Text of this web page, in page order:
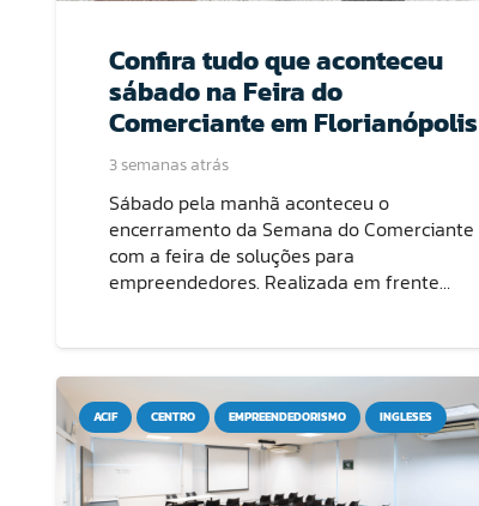
Confira tudo que aconteceu
sábado na Feira do
Comerciante em Florianópolis
3 semanas atrás
Sábado pela manhã aconteceu o
encerramento da Semana do Comerciante
com a feira de soluções para
empreendedores. Realizada em frente…
ACIF CENTRO EMPREENDEDORISMO INGLESES